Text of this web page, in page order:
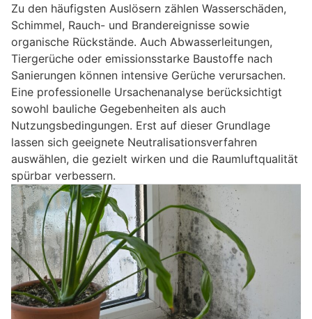
Zu den häufigsten Auslösern zählen Wasserschäden,
Schimmel, Rauch- und Brandereignisse sowie
organische Rückstände. Auch Abwasserleitungen,
Tiergerüche oder emissionsstarke Baustoffe nach
Sanierungen können intensive Gerüche verursachen.
Eine professionelle Ursachenanalyse berücksichtigt
sowohl bauliche Gegebenheiten als auch
Nutzungsbedingungen. Erst auf dieser Grundlage
lassen sich geeignete Neutralisationsverfahren
auswählen, die gezielt wirken und die Raumluftqualität
spürbar verbessern.